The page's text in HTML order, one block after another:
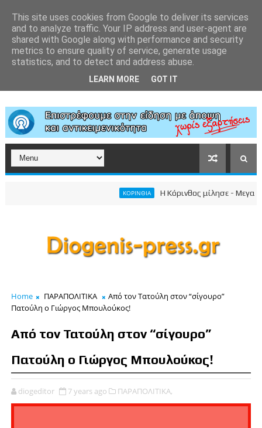
ΚΟΡΙΝΘΙΑ Η Κόρινθος μίλησε -
Home ΠΑΡΑΠΟΛΙΤΙΚΑ
Από τον Τατούλη στον “σίγουρο”
Πατούλη ο Γιώργος Μπουλούκος!
Από τον Τατούλη στον “σίγουρο”
Πατούλη ο Γιώργος Μπουλούκος!
diogeditor 7 years ago ΠΑΡΑΠΟΛΙΤΙΚΑ,
This site uses cookies from Google to deliver its services
and to analyze traffic. Your IP address and user-agent are
shared with Google along with performance and security
metrics to ensure quality of service, generate usage
statistics, and to detect and address abuse.
LEARN MORE GOT IT